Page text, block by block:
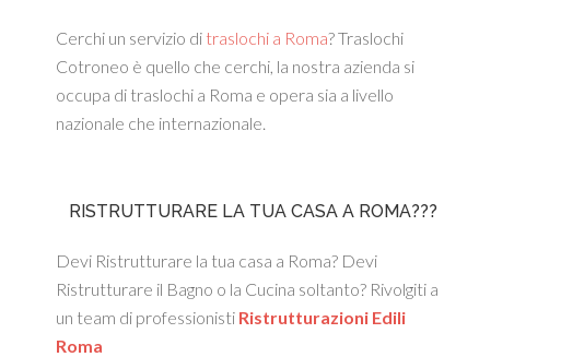
Cerchi un servizio di traslochi a Roma? Traslochi
Cotroneo è quello che cerchi, la nostra azienda si
occupa di traslochi a Roma e opera sia a livello
nazionale che internazionale.
RISTRUTTURARE LA TUA CASA A ROMA???
Devi Ristrutturare la tua casa a Roma? Devi
Ristrutturare il Bagno o la Cucina soltanto? Rivolgiti a
un team di professionisti Ristrutturazioni Edili
Roma